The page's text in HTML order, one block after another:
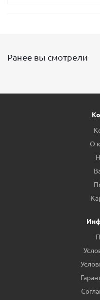
Ранее вы смотрели
О